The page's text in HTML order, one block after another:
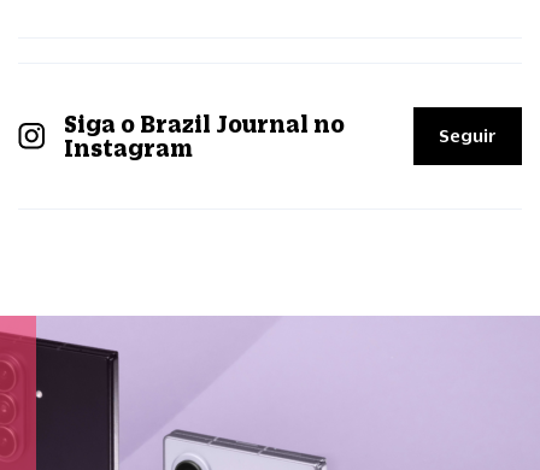
Siga o Brazil Journal no
Instagram
Seguir